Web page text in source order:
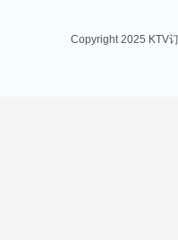
Copyright 2025 KTV